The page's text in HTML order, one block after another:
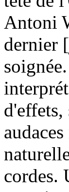
Antoni
dernier
d'effets,
cordes.